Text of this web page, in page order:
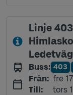
Linje
Buss: 403
Från: fre
Till: tors